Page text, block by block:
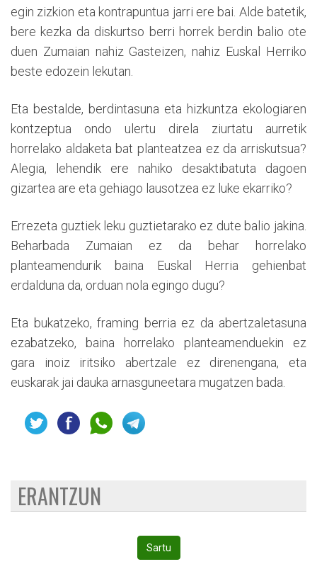
egin zizkion eta kontrapuntua jarri ere bai. Alde batetik,
bere kezka da diskurtso berri horrek berdin balio ote
duen Zumaian nahiz Gasteizen, nahiz Euskal Herriko
beste edozein lekutan.
Eta bestalde, berdintasuna eta hizkuntza ekologiaren
kontzeptua ondo ulertu direla ziurtatu aurretik
horrelako aldaketa bat planteatzea ez da arriskutsua?
Alegia, lehendik ere nahiko desaktibatuta dagoen
gizartea are eta gehiago lausotzea ez luke ekarriko?
Errezeta guztiek leku guztietarako ez dute balio jakina.
Beharbada Zumaian ez da behar horrelako
planteamendurik baina Euskal Herria gehienbat
erdalduna da, orduan nola egingo dugu?
Eta bukatzeko, framing berria ez da abertzaletasuna
ezabatzeko, baina horrelako planteamenduekin ez
gara inoiz iritsiko abertzale ez direnengana, eta
euskarak jai dauka arnasguneetara mugatzen bada.
ERANTZUN
Sartu